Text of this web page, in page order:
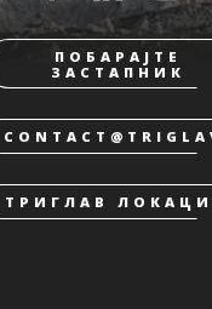
ПОБАРАЈТЕ
ЗАСТАПНИК
ТРИГЛАВ